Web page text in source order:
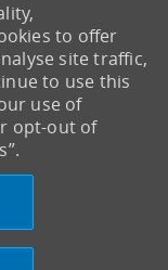
to offer
site traffic,
to use this
use of
opt-out of